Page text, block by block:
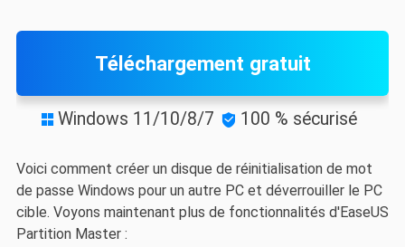
Téléchargement gratuit
 Windows 11/10/8/7  100 % sécurisé
Voici comment créer un disque de réinitialisation de mot
de passe Windows pour un autre PC et déverrouiller le PC
cible. Voyons maintenant plus de fonctionnalités d'EaseUS
Partition Master :